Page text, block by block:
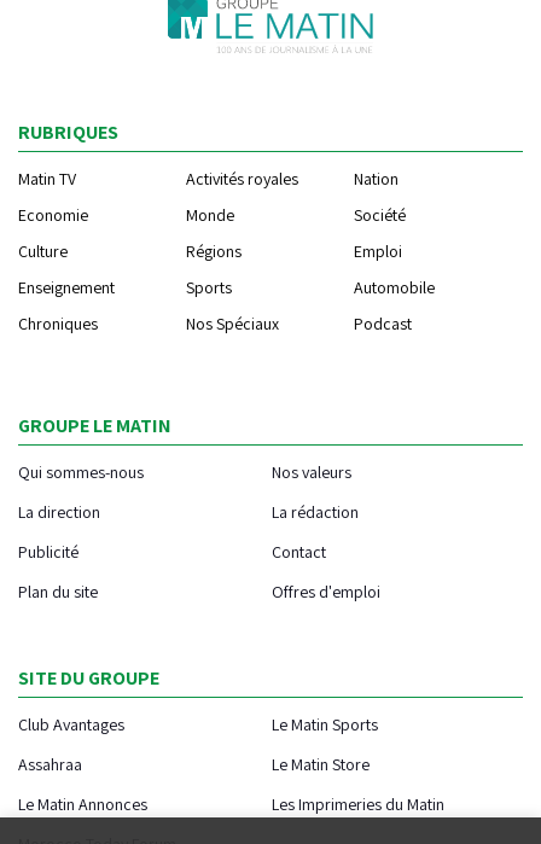
RUBRIQUES
Matin TV Activités royales
Nation
Economie
Monde
Société
Culture
Régions
Emploi
Enseignement
Sports
Automobile
Chroniques
Nos Spéciaux Podcast
GROUPE LE MATIN
Qui sommes-nous
Nos valeurs
La direction
La rédaction
Publicité
Contact
Plan du site
Offres d'emploi
SITE DU GROUPE
Club Avantages
Le Matin Sports
Assahraa
Le Matin Store
Le Matin Annonces
Les Imprimeries du Matin